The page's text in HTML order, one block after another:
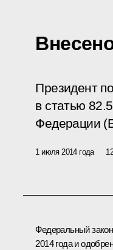
Президент
в статью
Федерации
1 июля 2014 года
Федеральный
2014 года и